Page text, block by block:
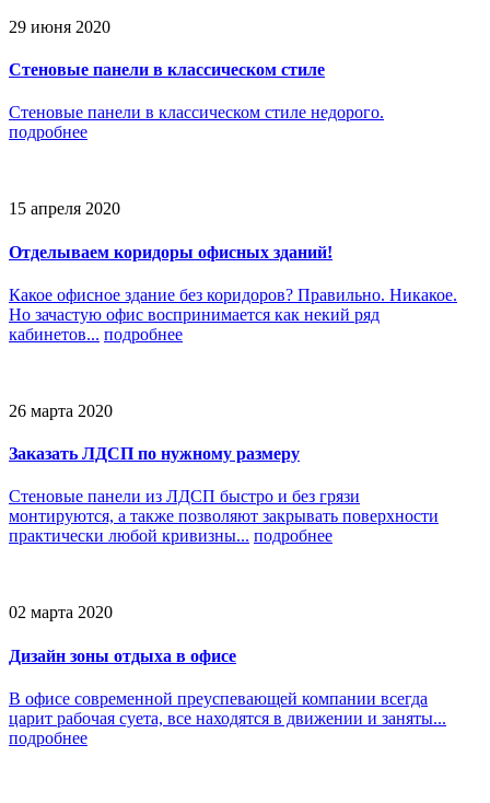
29 июня 2020
Стеновые панели в классическом стиле
Стеновые панели в классическом стиле недорого.
подробнее
15 апреля 2020
Отделываем коридоры офисных зданий!
Какое офисное здание без коридоров? Правильно. Никакое.
Но зачастую офис воспринимается как некий ряд
кабинетов... подробнее
26 марта 2020
Заказать ЛДСП по нужному размеру
Стеновые панели из ЛДСП быстро и без грязи
монтируются, а также позволяют закрывать поверхности
практически любой кривизны... подробнее
02 марта 2020
Дизайн зоны отдыха в офисе
В офисе современной преуспевающей компании всегда
царит рабочая суета, все находятся в движении и заняты...
подробнее